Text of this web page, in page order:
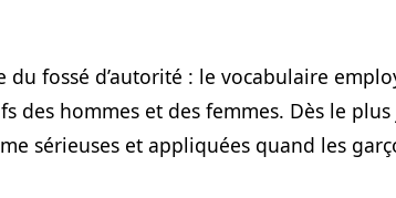
du fossé d’autorité : le vocabulaire
des hommes et des femmes. Dès le
sérieuses et appliquées quand les